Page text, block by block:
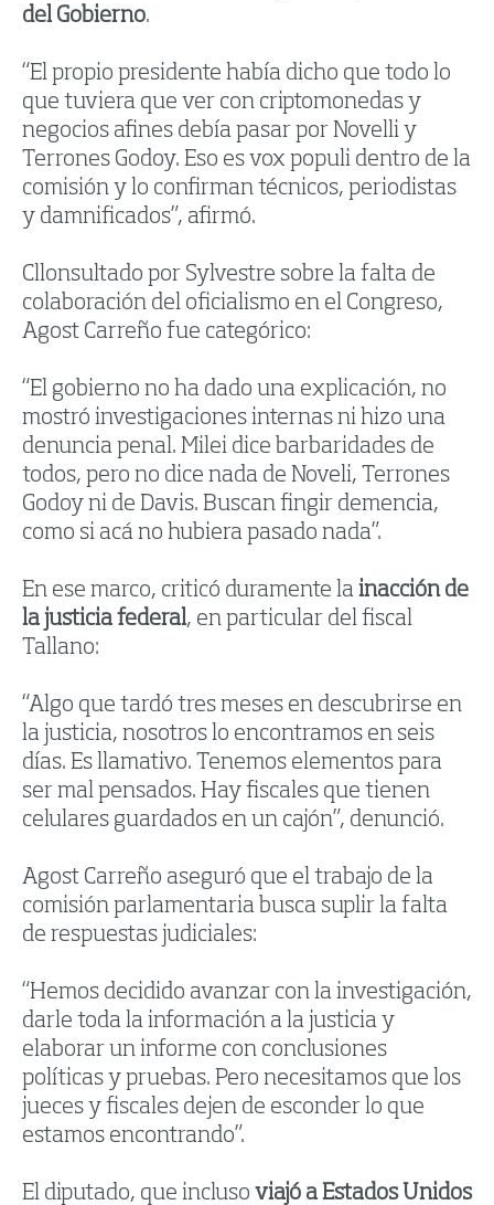
del Gobierno.
“El propio presidente había dicho que todo lo
que tuviera que ver con criptomonedas y
negocios afines debía pasar por Novelli y
Terrones Godoy. Eso es vox populi dentro de la
comisión y lo confirman técnicos, periodistas
y damnificados”, afirmó.
Cllonsultado por Sylvestre sobre la falta de
colaboración del oficialismo en el Congreso,
Agost Carreño fue categórico:
“El gobierno no ha dado una explicación, no
mostró investigaciones internas ni hizo una
denuncia penal. Milei dice barbaridades de
todos, pero no dice nada de Noveli, Terrones
Godoy ni de Davis. Buscan fingir demencia,
como si acá no hubiera pasado nada”.
En ese marco, criticó duramente la inacción de
la justicia federal, en particular del fiscal
Tallano:
“Algo que tardó tres meses en descubrirse en
la justicia, nosotros lo encontramos en seis
días. Es llamativo. Tenemos elementos para
ser mal pensados. Hay fiscales que tienen
celulares guardados en un cajón”, denunció.
Agost Carreño aseguró que el trabajo de la
comisión parlamentaria busca suplir la falta
de respuestas judiciales:
“Hemos decidido avanzar con la investigación,
darle toda la información a la justicia y
elaborar un informe con conclusiones
políticas y pruebas. Pero necesitamos que los
jueces y fiscales dejen de esconder lo que
estamos encontrando”.
El diputado, que incluso viajó a Estados Unidos